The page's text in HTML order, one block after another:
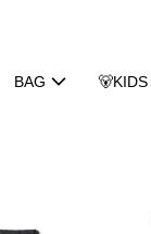
BAG 🐻KIDS